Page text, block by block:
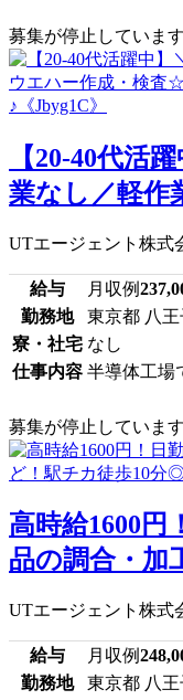
募集が停止しています
【20-40代活
業なし／軽作
UTエージェント株式
給与 月収例
勤務地
東京都 八
寮・社宅 なし
仕事内容 半導体工場
募集が停止しています
高時給1600円
品の調合・加
UTエージェント株式
給与 月収例
勤務地
東京都 八